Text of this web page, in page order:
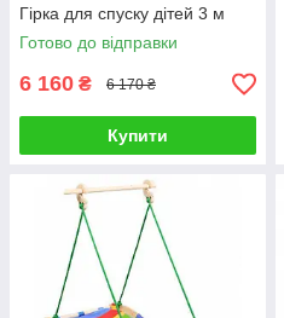
Гірка для спуску дітей 3 м
Готово до відправки
6 160 ₴ 6 170 ₴
Купити